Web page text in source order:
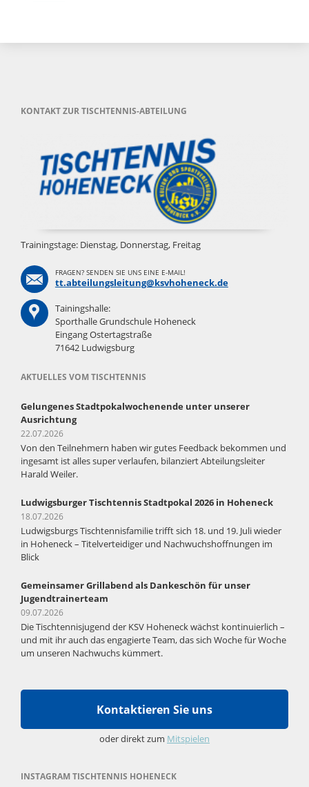
KONTAKT ZUR TISCHTENNIS-ABTEILUNG
Trainingstage: Dienstag, Donnerstag, Freitag
FRAGEN? SENDEN SIE UNS EINE E-MAIL!
tt.abteilungsleitung@ksvhoheneck.de
Tainingshalle:
Sporthalle Grundschule Hoheneck
Eingang Ostertagstraße
71642 Ludwigsburg
AKTUELLES VOM TISCHTENNIS
Gelungenes Stadtpokalwochenende unter unserer
Ausrichtung
22.07.2026
Von den Teilnehmern haben wir gutes Feedback bekommen und
ingesamt ist alles super verlaufen, bilanziert Abteilungsleiter
Harald Weiler.
Ludwigsburger Tischtennis Stadtpokal 2026 in Hoheneck
18.07.2026
Ludwigsburgs Tischtennisfamilie trifft sich 18. und 19. Juli wieder
in Hoheneck – Titelverteidiger und Nachwuchshoffnungen im
Blick
Gemeinsamer Grillabend als Dankeschön für unser
Jugendtrainerteam
09.07.2026
Die Tischtennisjugend der KSV Hoheneck wächst kontinuierlich –
und mit ihr auch das engagierte Team, das sich Woche für Woche
um unseren Nachwuchs kümmert.
Kontaktieren Sie uns
oder direkt zum Mitspielen
INSTAGRAM TISCHTENNIS HOHENECK